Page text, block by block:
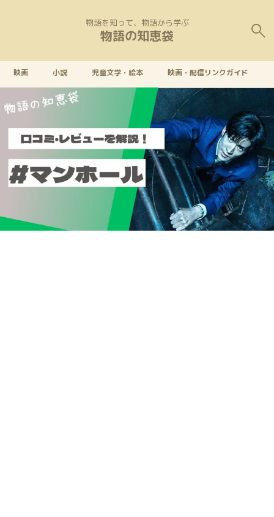
物語を知って、物語から学ぶ
物語の知恵袋
映画 小説 児童文学・絵本 映画・配信リンクガイド